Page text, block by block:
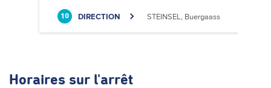
10 DIRECTION STEINSEL, Buergaass
Horaires sur l'arrêt